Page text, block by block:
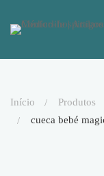
início produtos
cueca bebé